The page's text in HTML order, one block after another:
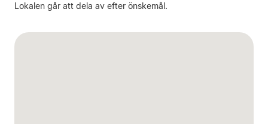
Lokalen går att dela av efter önskemål.